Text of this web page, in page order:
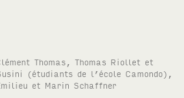
Thomas, Thomas Riollet et
(étudiants de l’école Camondo),
et Marin Schaffner